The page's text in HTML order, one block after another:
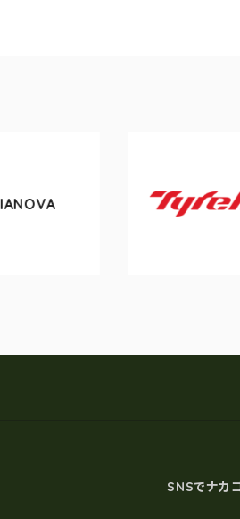
Tyrell
SNSでナカ